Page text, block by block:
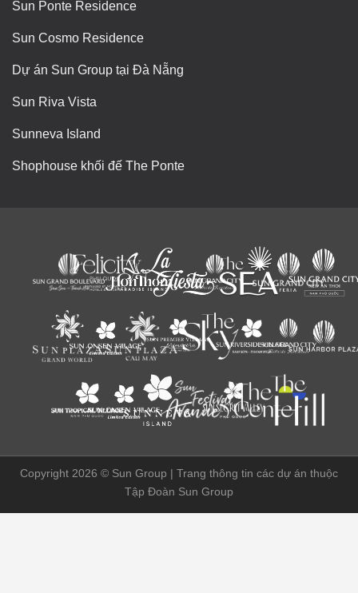
Sun Ponte Residence
Sun Cosmo Residence
Dự án Sun Group tại Đà Nẵng
Sun Riva Vista
Sunneva Island
Shophouse khối đế The Ponte
Copyright 2026 © Sun Group | Trang thông tin các dự án thuộc
Tập Đoàn Sun Group